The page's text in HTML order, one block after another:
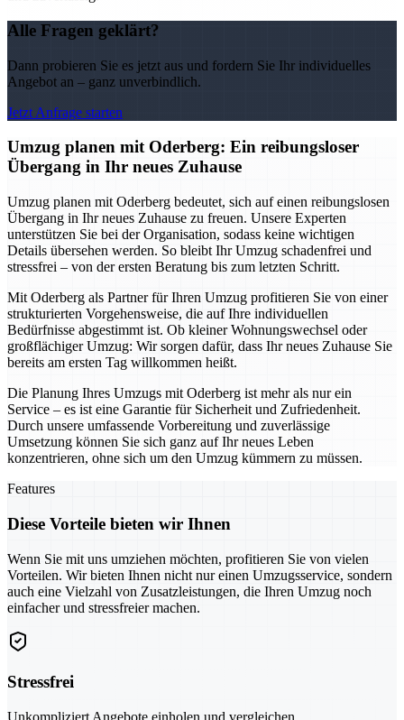
Alle Fragen geklärt?
Dann probieren Sie es jetzt aus und fordern Sie Ihr individuelles
Angebot an – ganz unverbindlich.
Jetzt Anfrage starten
Umzug planen mit Oderberg: Ein reibungsloser
Übergang in Ihr neues Zuhause
Umzug planen mit Oderberg bedeutet, sich auf einen reibungslosen
Übergang in Ihr neues Zuhause zu freuen. Unsere Experten
unterstützen Sie bei der Organisation, sodass keine wichtigen
Details übersehen werden. So bleibt Ihr Umzug schadenfrei und
stressfrei – von der ersten Beratung bis zum letzten Schritt.
Mit Oderberg als Partner für Ihren Umzug profitieren Sie von einer
strukturierten Vorgehensweise, die auf Ihre individuellen
Bedürfnisse abgestimmt ist. Ob kleiner Wohnungswechsel oder
großflächiger Umzug: Wir sorgen dafür, dass Ihr neues Zuhause Sie
bereits am ersten Tag willkommen heißt.
Die Planung Ihres Umzugs mit Oderberg ist mehr als nur ein
Service – es ist eine Garantie für Sicherheit und Zufriedenheit.
Durch unsere umfassende Vorbereitung und zuverlässige
Umsetzung können Sie sich ganz auf Ihr neues Leben
konzentrieren, ohne sich um den Umzug kümmern zu müssen.
Features
Diese Vorteile bieten wir Ihnen
Wenn Sie mit uns umziehen möchten, profitieren Sie von vielen
Vorteilen. Wir bieten Ihnen nicht nur einen Umzugsservice, sondern
auch eine Vielzahl von Zusatzleistungen, die Ihren Umzug noch
einfacher und stressfreier machen.
Stressfrei
Unkompliziert Angebote einholen und vergleichen